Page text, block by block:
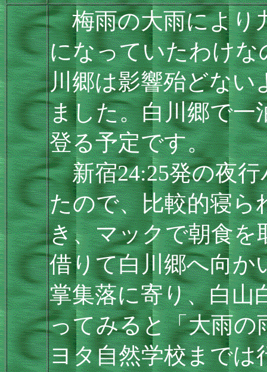
梅雨の大雨により
になっていたわけな
川郷は影響殆どない
ました。白川郷で一
登る予定です。
新宿24:25発の夜行
たので、比較的寝ら
き、マックで朝食を
借りて白川郷へ向か
掌集落に寄り、白山
ってみると「大雨の
ヨタ自然学校までは